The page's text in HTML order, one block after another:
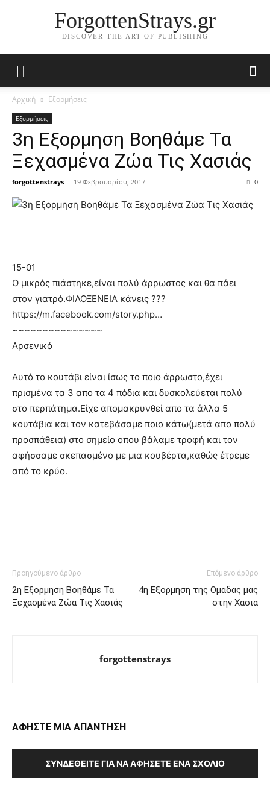
ForgottenStrays.gr
DISCOVER THE ART OF PUBLISHING
Αρχική Eξορμήσεις
Eξορμήσεις
3η Εξορμηση Βοηθάμε Τα
Ξεχασμένα Ζώα Τις Χασιάς
forgottenstrays - 19 Φεβρουαρίου, 2017 0
15-01
Ο μικρός πιάστηκε,είναι πολύ άρρωστος και θα πάει
στον γιατρό.ΦΙΛΟΞΕΝΕΙΑ κάνεις ???
https://m.facebook.com/story.php…
~~~~~~~~~~~~~~~
Αρσενικό
Αυτό το κουτάβι είναι ίσως το ποιο άρρωστο,έχει
πρισμένα τα 3 απο τα 4 πόδια και δυσκολεύεται πολύ
στο περπάτημα.Είχε απομακρυνθεί απο τα άλλα 5
κουτάβια και τον κατεβάσαμε ποιο κάτω(μετά απο πολύ
προσπάθεια) στο σημείο οπου βάλαμε τροφή και τον
αφήσσαμε σκεπασμένο με μια κουβέρτα,καθώς έτρεμε
από το κρύο.
Προηγούμενο άρθρο
2η Εξορμηση Βοηθάμε Τα
Ξεχασμένα Ζώα Τις Χασιάς
Επόμενο άρθρο
4η Εξορμηση της Ομαδας μας
στην Χασια
forgottenstrays
ΑΦΗΣΤΕ ΜΙΑ ΑΠΑΝΤΗΣΗ
ΣΥΝΔΕΘΕΊΤΕ ΓΙΑ ΝΑ ΑΦΉΣΕΤΕ ΈΝΑ ΣΧΌΛΙΟ